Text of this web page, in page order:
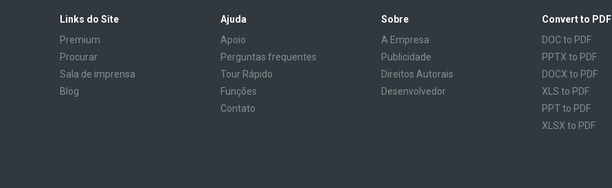
Links do Site
Premium
Procurar
Sala de imprensa
Blog
Ajuda
Apoio
Perguntas frequentes
Tour Rápido
Funções
Contato
Sobre
A Empresa
Publicidade
Direitos Autorais
Desenvolvedor
Convert to PDF
DOC to PDF
PPTX to PDF
DOCX to PDF
XLS to PDF
PPT to PDF
XLSX to PDF